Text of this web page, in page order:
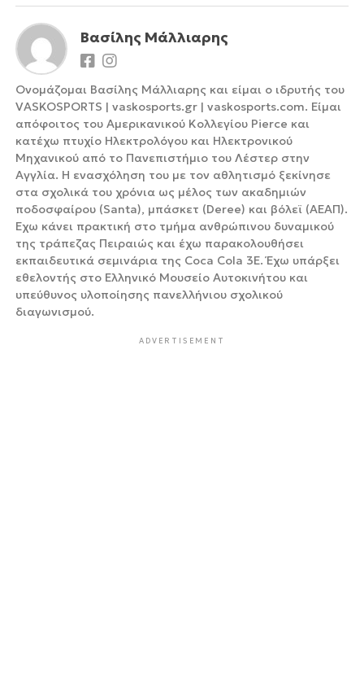
Βασίλης Μάλλιαρης
Ονομάζομαι Βασίλης Μάλλιαρης και είμαι ο ιδρυτής του
VASKOSPORTS | vaskosports.gr | vaskosports.com. Είμαι
απόφοιτος του Αμερικανικού Κολλεγίου Pierce και
κατέχω πτυχίο Ηλεκτρολόγου και Ηλεκτρονικού
Μηχανικού από το Πανεπιστήμιο του Λέστερ στην
Αγγλία. Η ενασχόληση του με τον αθλητισμό ξεκίνησε
στα σχολικά του χρόνια ως μέλος των ακαδημιών
ποδοσφαίρου (Santa), μπάσκετ (Deree) και βόλεϊ (ΑΕΑΠ).
Έχω κάνει πρακτική στο τμήμα ανθρώπινου δυναμικού
της τράπεζας Πειραιώς και έχω παρακολουθήσει
εκπαιδευτικά σεμινάρια της Coca Cola 3Ε. Έχω υπάρξει
εθελοντής στο Ελληνικό Μουσείο Αυτοκινήτου και
υπεύθυνος υλοποίησης πανελλήνιου σχολικού
διαγωνισμού.
ADVERTISEMENT